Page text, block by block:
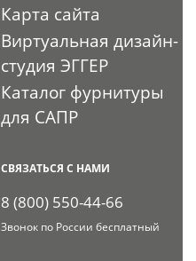
Карта сайта
Виртуальная дизайн-
студия ЭГГЕР
Каталог фурнитуры
для САПР
СВЯЗАТЬСЯ С НАМИ
8 (800) 550-44-66
Звонок по России бесплатный